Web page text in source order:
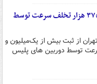
ثبت یک میلیون و ۳۷۵ هزار تخلف سرعت توسط
از ثبت بیش از یک‌میلیون و
سرعت توسط دوربین های پلیس